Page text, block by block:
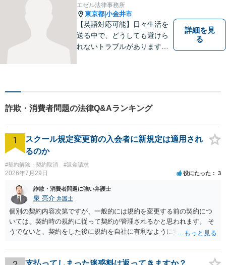
エゼル法律事務所
東京都 小金井市
【英語対応可能】日々生活を
送る中で、どうしても避けら
れないトラブルがあります。
ます。 まずはお気軽にご相談
詳細を見
る
詐欺・消費者問題の法律Q&Aランキング
1
スクール規定変更前の入会者に新規定は適用され
るのか
#契約解除・契約取消 #返金請求
2026年7月29日 役にたった 3
詐欺・消費者問題に強い弁護士
泉 亮介 弁護士
個別の契約内容次第ですが、一般的には規約を変更する前の契約につ
いては、契約時の規約に従って契約が管理されるかと思われます。 そ
うでないと、契約をした後に規約を自社に有利なように変更し、それ
る場合があるかと思われます。
支払ってしまった迷惑料は返ってきますか？